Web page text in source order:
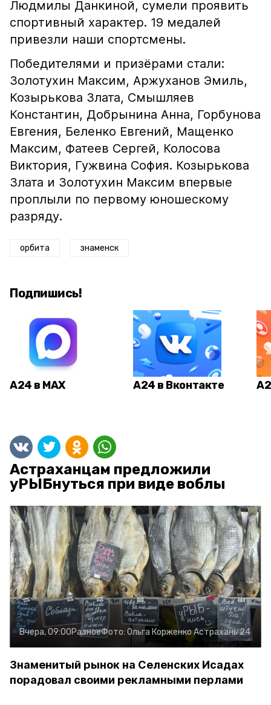
Людмилы Данкиной, сумели проявить
спортивный характер. 19 медалей
привезли наши спортсмены.
Победителями и призёрами стали:
Золотухин Максим, Аржуханов Эмиль,
Козырькова Злата, Смышляев
Константин, Добрынина Анна, Горбунова
Евгения, Беленко Евгений, Мащенко
Максим, Фатеев Сергей, Колосова
Виктория, Гужвина София. Козырькова
Злата и Золотухин Максим впервые
проплыли по первому юношескому
разряду.
орбита знаменск
Подпишись!
А24 в MAX А24 в Вконтакте
Астраханцам предложили
уРЫБнуться при виде воблы
Вчера, 09:00РазноеФото: Ольга КорженкоАстрахань 24
Знаменитый рынок на Селенских Исадах
порадовал своими рекламными перлами